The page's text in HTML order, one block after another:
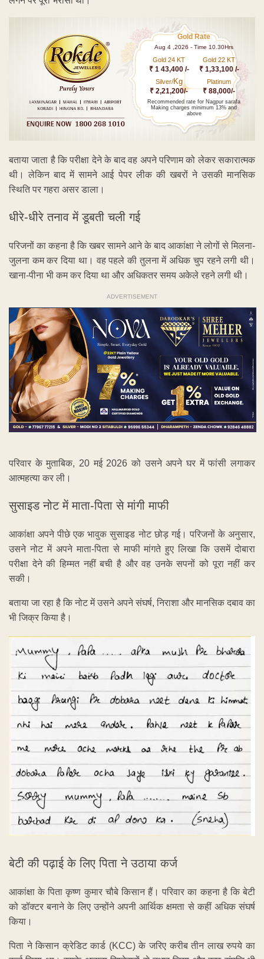
Gold Rate
Aug 4 ,2026 - Time 10.30Hrs
Gold 24 KT
₹ 1 43,400 /-
Gold 22 KT
₹ 1,33,100 /-
Silver/Kg
₹ 2,21,200/-
Platinum
₹ 88,000/-
Recommended rate for Nagpur sarafa
Making charges minimum 13% and
above
बताया जाता है कि परीक्षा देने के बाद वह अपने परिणाम को लेकर सकारात्मक
थी। लेकिन बाद में सामने आई पेपर लीक की खबरों ने उसकी मानसिक
स्थिति पर गहरा असर डाला।
धीरे-धीरे तनाव में डूबती चली गई
परिजनों का कहना है कि खबर सामने आने के बाद आकांक्षा ने लोगों से मिलना-
जुलना कम कर दिया था। वह पहले की तुलना में अधिक चुप रहने लगी थी।
खाना-पीना भी कम कर दिया था और अधिकतर समय अकेले रहने लगी थी।
ADVERTISEMENT
परिवार के मुताबिक, 20 मई 2026 को उसने अपने घर में फांसी लगाकर
आत्महत्या कर ली।
सुसाइड नोट में माता-पिता से मांगी माफी
आकांक्षा अपने पीछे एक भावुक सुसाइड नोट छोड़ गई। परिजनों के अनुसार,
उसने नोट में अपने माता-पिता से माफी मांगते हुए लिखा कि उसमें दोबारा
परीक्षा देने की हिम्मत नहीं बची है और वह उनके सपनों को पूरा नहीं कर
सकी।
बताया जा रहा है कि नोट में उसने अपने संघर्ष, निराशा और मानसिक दबाव का
भी जिक्र किया है।
बेटी की पढ़ाई के लिए पिता ने उठाया कर्ज
आकांक्षा के पिता कृष्ण कुमार चौबे किसान हैं। परिवार का कहना है कि बेटी
को डॉक्टर बनाने के लिए उन्होंने अपनी आर्थिक क्षमता से कहीं अधिक संघर्ष
किया।
पिता ने किसान क्रेडिट कार्ड (KCC) के जरिए करीब तीन लाख रुपये का